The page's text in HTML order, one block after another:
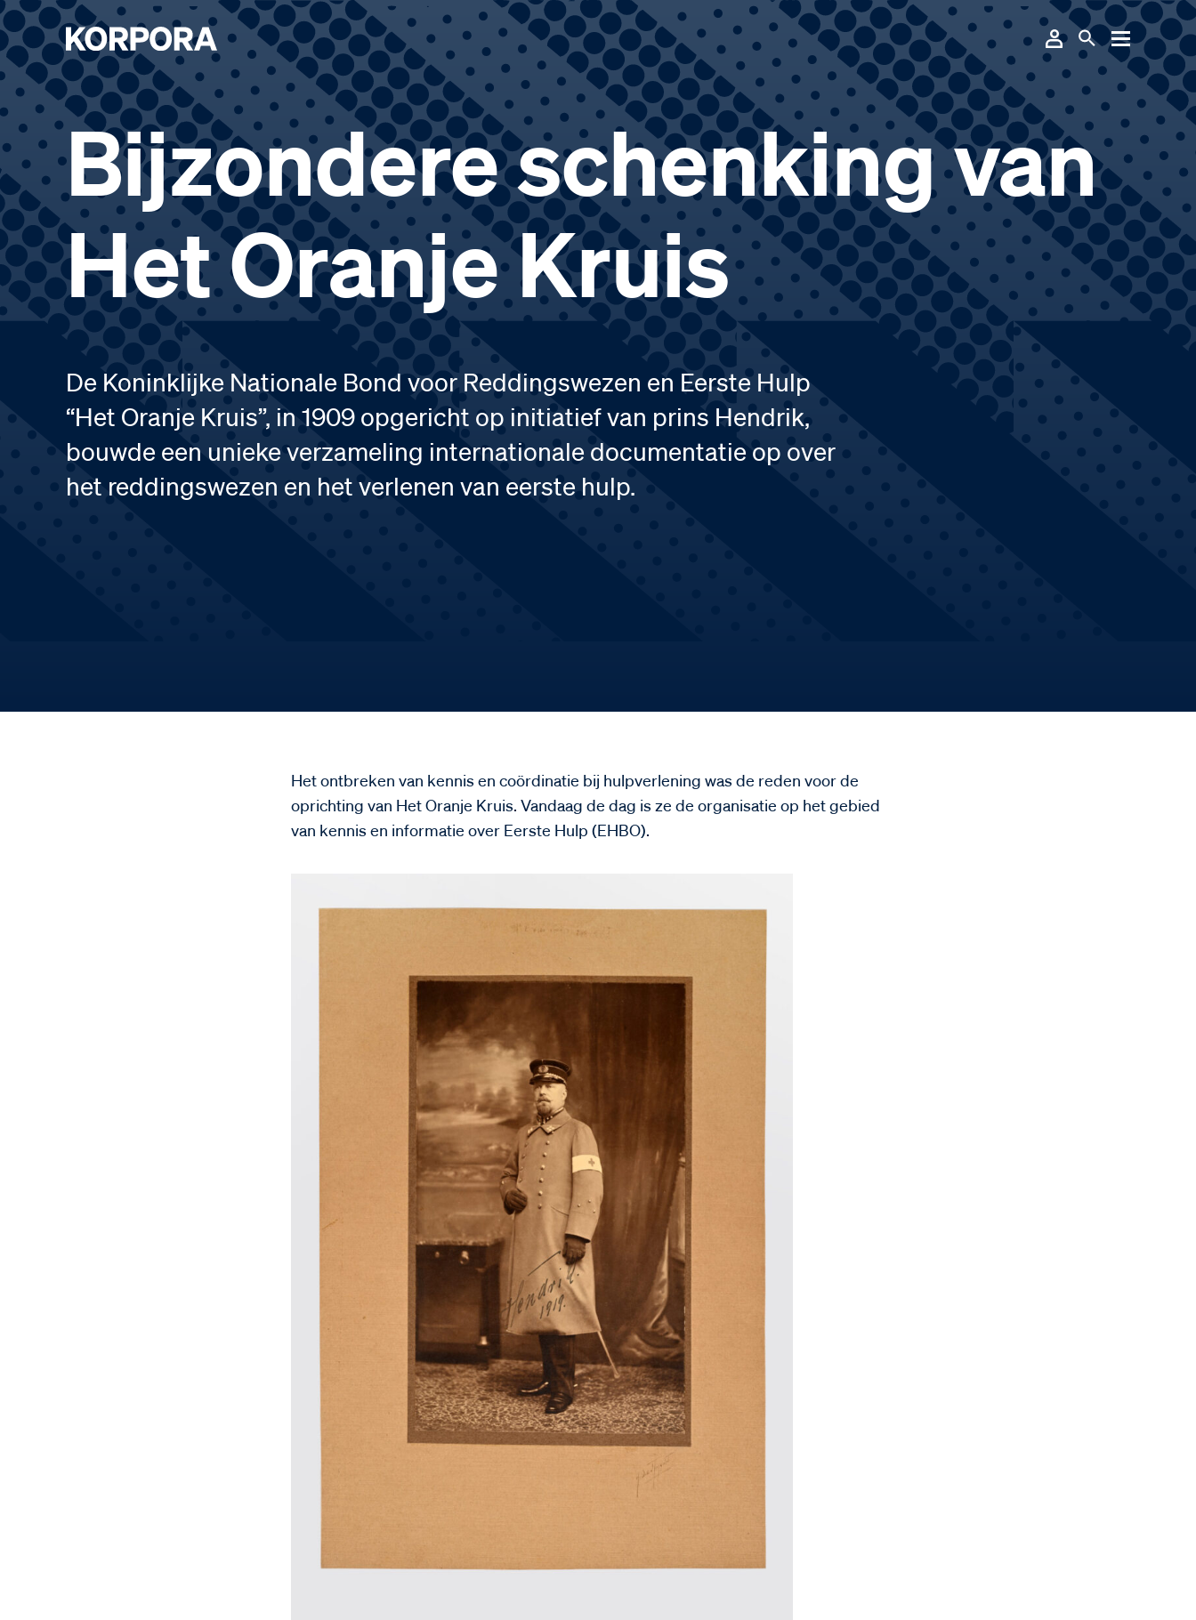
Bijzondere schenking van
Het Oranje Kruis
De Koninklijke Nationale Bond voor Reddingswezen en Eerste Hulp
“Het Oranje Kruis”, in 1909 opgericht op initiatief van prins Hendrik,
bouwde een unieke verzameling internationale documentatie op over
het reddingswezen en het verlenen van eerste hulp.
Het ontbreken van kennis en coördinatie bij hulpverlening was de reden voor de
oprichting van Het Oranje Kruis. Vandaag de dag is ze de organisatie op het gebied
van kennis en informatie over Eerste Hulp (EHBO).